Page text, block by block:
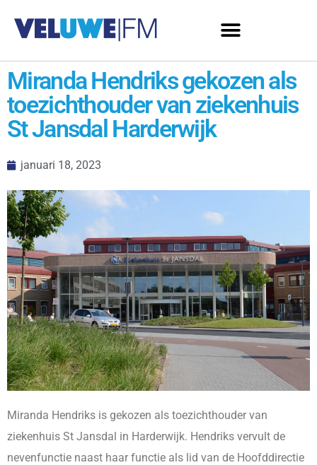
Miranda Hendriks gekozen als
toezichthouder van ziekenhuis
St Jansdal Harderwijk
januari 18, 2023
Miranda Hendriks is gekozen als toezichthouder van
ziekenhuis St Jansdal in Harderwijk. Hendriks vervult de
nevenfunctie naast haar functie als lid van de Hoofddirectie